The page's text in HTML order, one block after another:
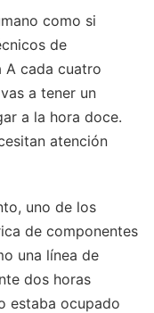
como si
de
A cada cuatro
a tener un
a la hora doce.
atención
uno de los
de componentes
una línea de
dos horas
estaba ocupado